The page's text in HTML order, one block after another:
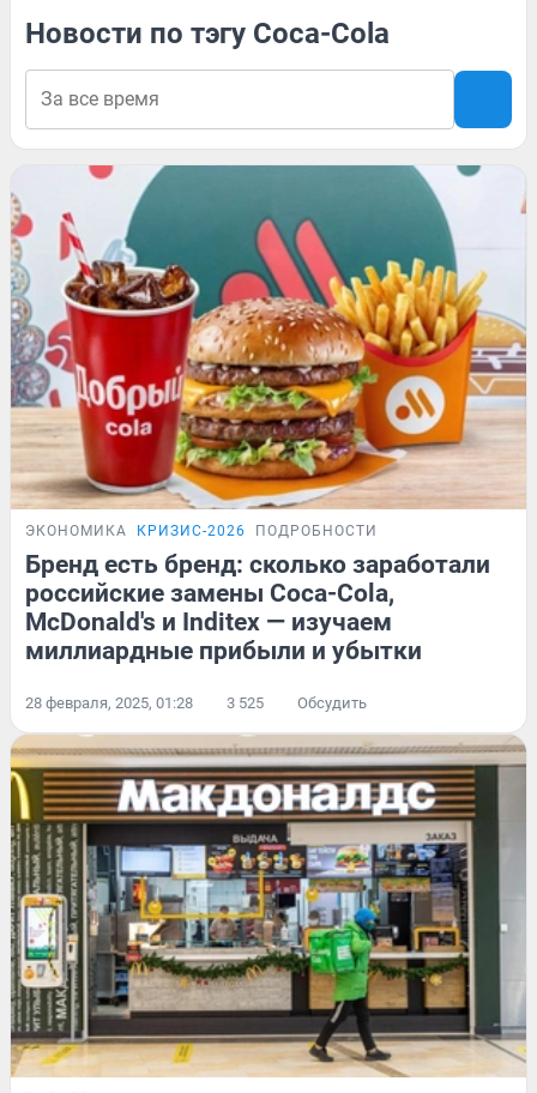
Новости по тэгу Coca-Cola
ЭКОНОМИКА КРИЗИС-2026 ПОДРОБНОСТИ
Бренд есть бренд: сколько заработали
российские замены Coca-Cola,
McDonald's и Inditex — изучаем
миллиардные прибыли и убытки
28 февраля, 2025, 01:28 3 525 Обсудить